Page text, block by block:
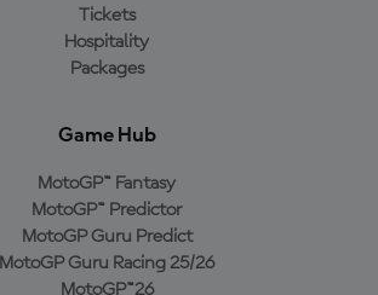
Tickets
Hospitality
Packages
Game Hub
MotoGP™ Fantasy
MotoGP™ Predictor
MotoGP Guru Predict
MotoGP Guru Racing 25/26
MotoGP™26